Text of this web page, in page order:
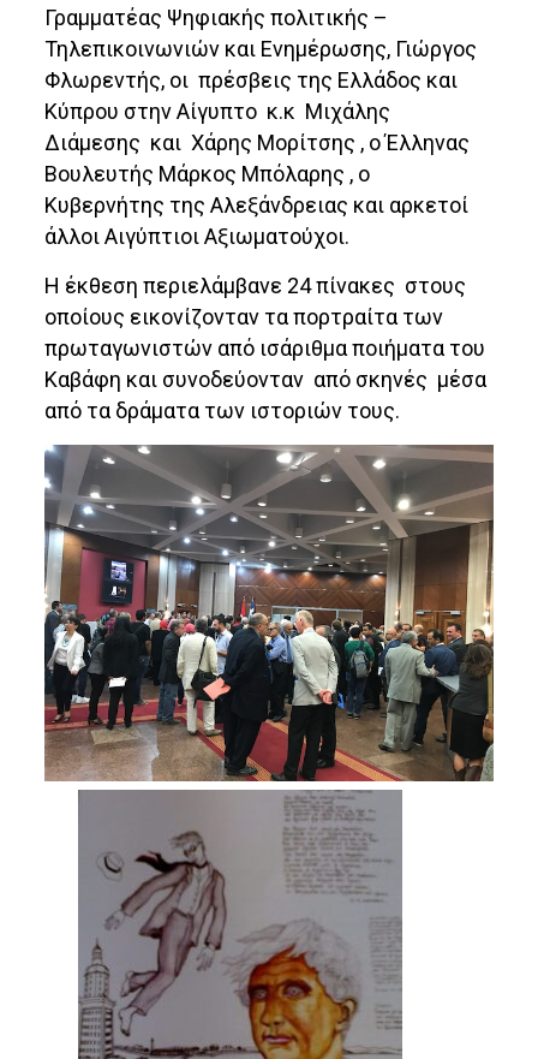
Γραμματέας Ψηφιακής πολιτικής –
Τηλεπικοινωνιών και Ενημέρωσης, Γιώργος
Φλωρεντής, οι πρέσβεις της Ελλάδος και
Κύπρου στην Αίγυπτο κ.κ Μιχάλης
Διάμεσης και Χάρης Μορίτσης , ο Έλληνας
Βουλευτής Μάρκος Μπόλαρης , ο
Κυβερνήτης της Αλεξάνδρειας και αρκετοί
άλλοι Αιγύπτιοι Αξιωματούχοι.
Η έκθεση περιελάμβανε 24 πίνακες στους
οποίους εικονίζονταν τα πορτραίτα των
πρωταγωνιστών από ισάριθμα ποιήματα του
Καβάφη και συνοδεύονταν από σκηνές μέσα
από τα δράματα των ιστοριών τους.